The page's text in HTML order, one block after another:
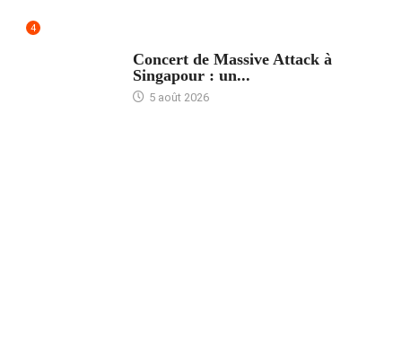
4
Concert de Massive Attack à
Singapour : un...
5 août 2026